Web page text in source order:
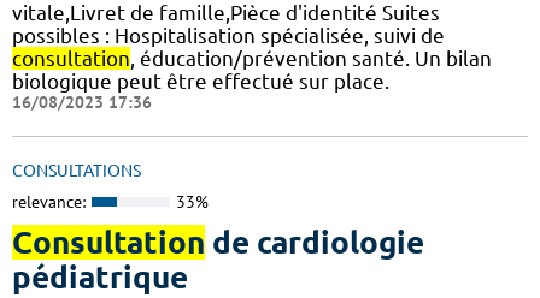
vitale,Livret de famille,Pièce d'identité Suites
possibles : Hospitalisation spécialisée, suivi de
consultation, éducation/prévention santé. Un bilan
biologique peut être effectué sur place.
16/08/2023 17:36
CONSULTATIONS
relevance: 33%
Consultation de cardiologie
pédiatrique